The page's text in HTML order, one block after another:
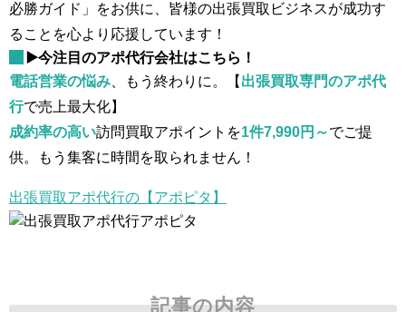
必勝ガイド」をお供に、皆様の出張買取ビジネスが成功す
ることを心より応援しています！
▶️今注目のアポ代行会社はこちら！
電話営業の悩み 、もう終わりに。【 出張買取専門のアポ代
行で売上最大化】
成約率の高い訪問買取アポイントを1件7,990円～でご提
供。もう集客に時間を取られません！
出張買取アポ代行の【アポピタ】
記事の内容